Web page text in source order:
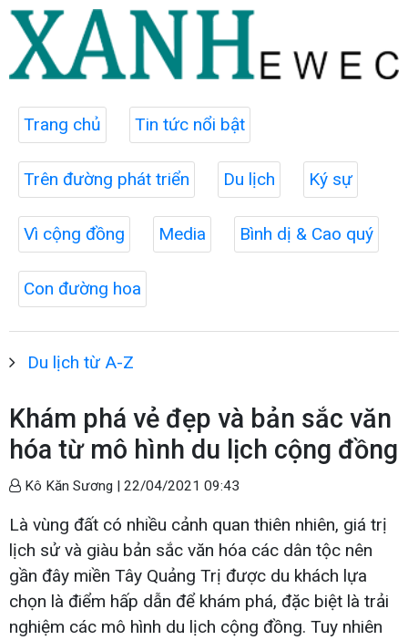
Trang chủ Tin tức nổi bật
Trên đường phát triển Du lịch Ký sự
Vì cộng đồng Media Bình dị & Cao quý
Con đường hoa
Du lịch từ A-Z
Khám phá vẻ đẹp và bản sắc văn
hóa từ mô hình du lịch cộng đồng
Kô Kăn Sương | 22/04/2021 09:43
Là vùng đất có nhiều cảnh quan thiên nhiên, giá trị
lịch sử và giàu bản sắc văn hóa các dân tộc nên
gần đây miền Tây Quảng Trị được du khách lựa
chọn là điểm hấp dẫn để khám phá, đặc biệt là trải
nghiệm các mô hình du lịch cộng đồng. Tuy nhiên